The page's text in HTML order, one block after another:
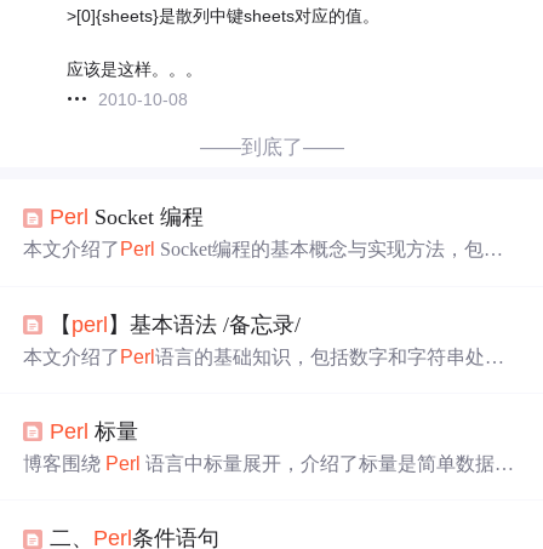
>[0]{sheets}是散列中键sheets对应的值。
应该是这样。。。
2010-10-08
——到底了——
Perl Socket 编程
本文介绍了 Perl Socket编程的基本概念与实现方法，包括
事项及推荐学习资源，帮助开发者更好地
进行网络通信。
【 perl 】基本语法 /备忘录/
本文介绍了 Perl语言的基础知识，包括数字和字符串处
Perl 标量
博客围绕 Perl 语言中标量展开，介绍了标量是简单数据单
字符应用和 v 字符串构造等内容。
二、 Perl条件语句